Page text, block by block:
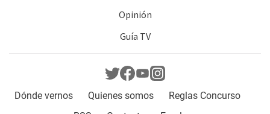
Opinión
Guía TV
Dónde vernos Quienes somos
Reglas Concurso